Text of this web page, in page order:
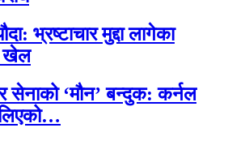
भ्रष्टाचार मुद्दा लागेका
खेल
सेनाको ‘मौन’ बन्दुक: कर्नल